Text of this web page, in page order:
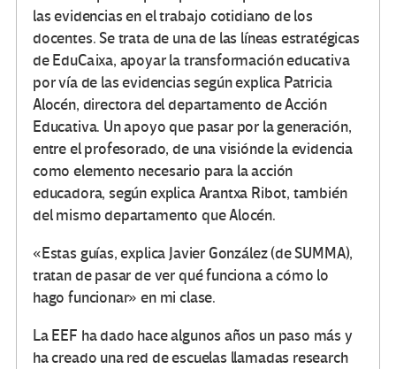
las evidencias en el trabajo cotidiano de los
docentes. Se trata de una de las líneas estratégicas
de EduCaixa, apoyar la transformación educativa
por vía de las evidencias según explica Patricia
Alocén, directora del departamento de Acción
Educativa. Un apoyo que pasar por la generación,
entre el profesorado, de una visiónde la evidencia
como elemento necesario para la acción
educadora, según explica Arantxa Ribot, también
del mismo departamento que Alocén.
«Estas guías, explica Javier González (de SUMMA),
tratan de pasar de ver qué funciona a cómo lo
hago funcionar» en mi clase.
La EEF ha dado hace algunos años un paso más y
ha creado una red de escuelas llamadas research